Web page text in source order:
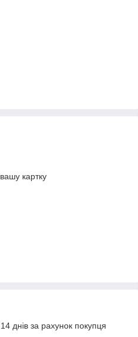
картку
днів за рахунок покупця